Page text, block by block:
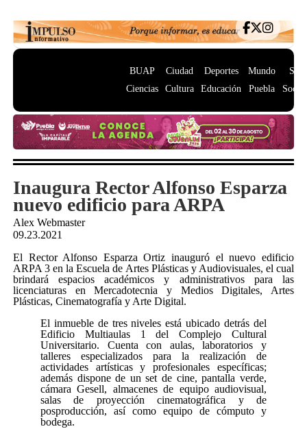
BUAP
Ciencias
Ciudad
Cultura
Deportes
Educación
Mundo
Puebla
Inaugura Rector Alfonso Esparza
nuevo edificio para ARPA
Alex Webmaster
09.23.2021
El Rector Alfonso Esparza Ortiz inauguró el nuevo edificio
ARPA 3 en la Escuela de Artes Plásticas y Audiovisuales, el cual
brindará espacios académicos y administrativos para las
licenciaturas en Mercadotecnia y Medios Digitales, Artes
Plásticas, Cinematografía y Arte Digital.
El inmueble de tres niveles está ubicado detrás del
Edificio Multiaulas 1 del Complejo Cultural
Universitario. Cuenta con aulas, laboratorios y
talleres especializados para la realización de
actividades artísticas y profesionales específicas;
además dispone de un set de cine, pantalla verde,
cámara Gesell, almacenes de equipo audiovisual,
salas de proyección cinematográfica y de
posproducción, así como equipo de cómputo y
bodega.